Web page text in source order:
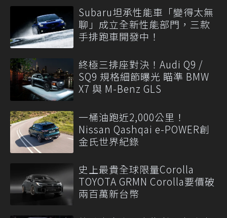
Subaru坦承性能車「變得太無
聊」成立全新性能部門，三款
手排跑車開發中！
終極三排座對決！Audi Q9 /
SQ9 規格細節曝光 瞄準 BMW
X7 與 M-Benz GLS
一桶油跑近2,000公里！
Nissan Qashqai e-POWER創
金氏世界紀錄
史上最貴全球限量Corolla
TOYOTA GRMN Corolla要價破
兩百萬新台幣